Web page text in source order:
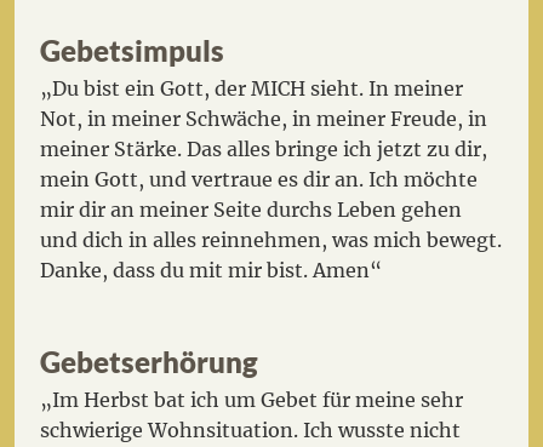
Gebetsimpuls
„Du bist ein Gott, der MICH sieht. In meiner
Not, in meiner Schwäche, in meiner Freude, in
meiner Stärke. Das alles bringe ich jetzt zu dir,
mein Gott, und vertraue es dir an. Ich möchte
mir dir an meiner Seite durchs Leben gehen
und dich in alles reinnehmen, was mich bewegt.
Danke, dass du mit mir bist. Amen“
Gebetserhörung
„Im Herbst bat ich um Gebet für meine sehr
schwierige Wohnsituation. Ich wusste nicht